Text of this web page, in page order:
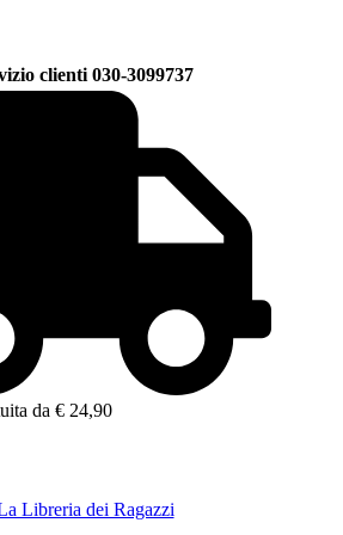
clienti 030-3099737
da € 24,90